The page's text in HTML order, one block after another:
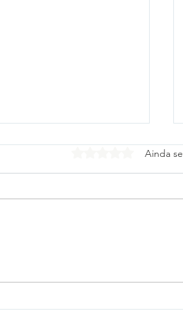
Avaliado com 0 de
Ainda